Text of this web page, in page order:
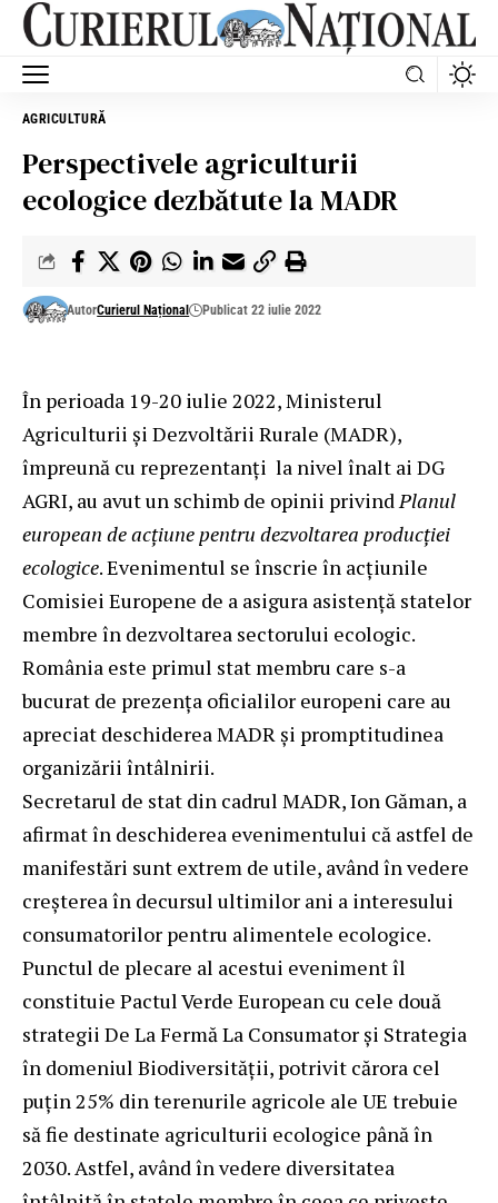
AGRICULTURĂ
Perspectivele agriculturii
ecologice dezbătute la MADR
AutorCurierul Național Publicat 22 iulie 2022
În perioada 19-20 iulie 2022, Ministerul
Agriculturii și Dezvoltării Rurale (MADR),
împreună cu reprezentanți la nivel înalt ai DG
AGRI, au avut un schimb de opinii privind Planul
european de acțiune pentru dezvoltarea producției
ecologice. Evenimentul se înscrie în acțiunile
Comisiei Europene de a asigura asistență statelor
membre în dezvoltarea sectorului ecologic.
România este primul stat membru care s-a
bucurat de prezența oficialilor europeni care au
apreciat deschiderea MADR și promptitudinea
organizării întâlnirii.
Secretarul de stat din cadrul MADR, Ion Găman, a
afirmat în deschiderea evenimentului că astfel de
manifestări sunt extrem de utile, având în vedere
creșterea în decursul ultimilor ani a interesului
consumatorilor pentru alimentele ecologice.
Punctul de plecare al acestui eveniment îl
constituie Pactul Verde European cu cele două
strategii De La Fermă La Consumator și Strategia
în domeniul Biodiversității, potrivit cărora cel
puțin 25% din terenurile agricole ale UE trebuie
să fie destinate agriculturii ecologice până în
2030. Astfel, având în vedere diversitatea